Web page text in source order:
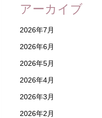
アーカイブ
2026年7月
2026年6月
2026年5月
2026年4月
2026年3月
2026年2月